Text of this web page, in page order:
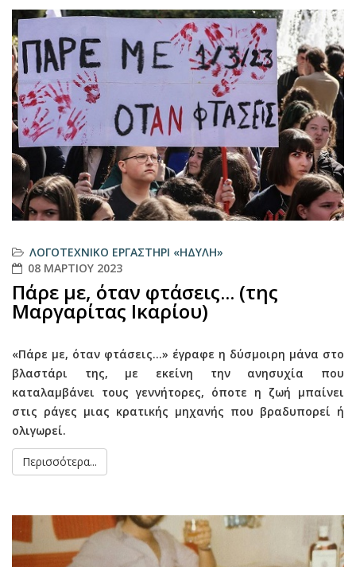
ΛΟΓΟΤΕΧΝΙΚΌ ΕΡΓΑΣΤΉΡΙ «ΗΔΎΛΗ»
08 ΜΑΡΤΊΟΥ 2023
Πάρε με, όταν φτάσεις... (της
Μαργαρίτας Ικαρίου)
«Πάρε με, όταν φτάσεις...» έγραφε η δύσμοιρη μάνα στο
βλαστάρι της, με εκείνη την ανησυχία που
καταλαμβάνει τους γεννήτορες, όποτε η ζωή μπαίνει
στις ράγες μιας κρατικής μηχανής που βραδυπορεί ή
ολιγωρεί.
Περισσότερα...